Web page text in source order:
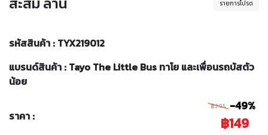
รายการโปรด
รหัสสินค้า : TYX219012
แบรนด์สินค้า : Tayo The Little Bus ทาโย และเพื่อนรถบัสตัว
น้อย
ราคา :
฿295 -49%
฿149